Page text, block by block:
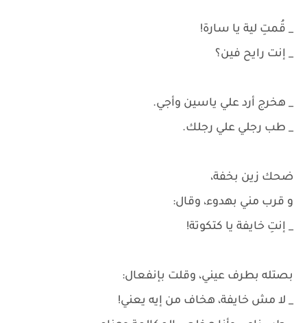
_ قُمتِ لية يا سارة!
_ إنت رايح فين؟
_ هخرج أرد علي ياسين وأجي.
_ طب رجلي علي رجلك.
ضحك زين بخفة،
و قرب مني بهدوء، وقال:
_ إنتِ خايفة يا كتكوتة!
بصتله بطرف عيني، وقلت بإنفعال:
_ لا مش خايفة، هخاف من إيه يعني!